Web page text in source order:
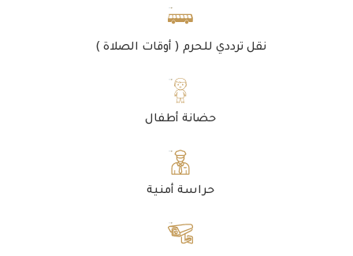
نقل ترددي للحرم ( أوقات الصلاة )
حضانة أطفال
حراسة أمنية